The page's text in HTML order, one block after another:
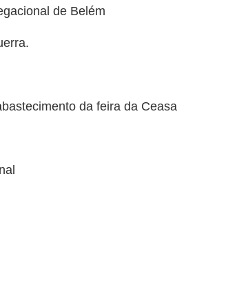
de Belém
da feira da Ceasa